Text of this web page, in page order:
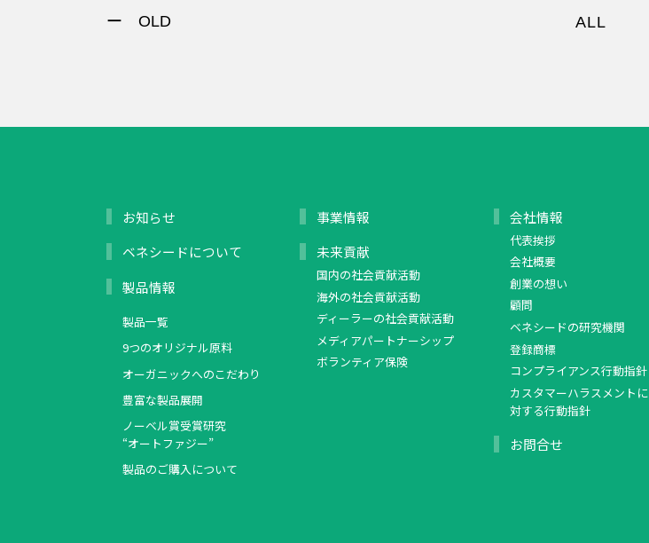
ー OLD ALL
お知らせ
ベネシードについて
製品情報
製品一覧
9つのオリジナル原料
オーガニックへのこだわり
豊富な製品展開
ノーベル賞受賞研究
“オートファジー”
製品のご購入について
事業情報
未来貢献
国内の社会貢献活動
海外の社会貢献活動
ディーラーの社会貢献活動
メディアパートナーシップ
ボランティア保険
会社情報
代表挨拶
会社概要
創業の想い
顧問
ベネシードの研究機関
登録商標
コンプライアンス行動指針
カスタマーハラスメントに
対する行動指針
お問合せ